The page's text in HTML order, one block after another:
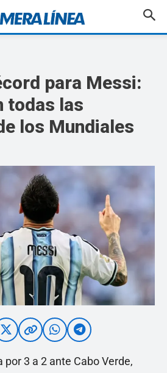
para Messi:
todas las
los Mundiales
por 3 a 2 ante Cabo Verde,